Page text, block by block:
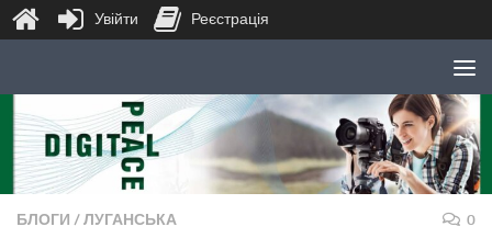
Skip to content
БЛОГИ /ЛУГАНСЬКА 0
Увійти Реєстрація